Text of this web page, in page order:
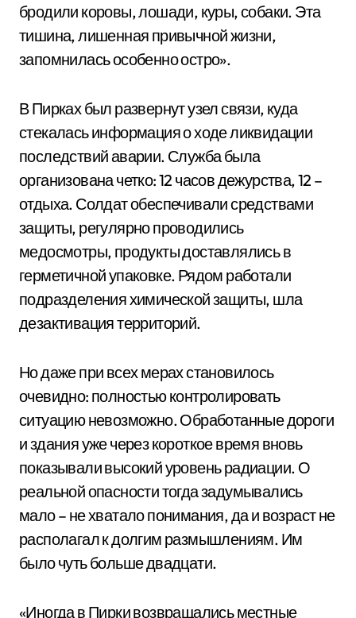
бродили коровы, лошади, куры, собаки. Эта
тишина, лишенная привычной жизни,
запомнилась особенно остро».
В Пирках был развернут узел связи, куда
стекалась информация о ходе ликвидации
последствий аварии. Служба была
организована четко: 12 часов дежурства, 12 –
отдыха. Солдат обеспечивали средствами
защиты, регулярно проводились
медосмотры, продукты доставлялись в
герметичной упаковке. Рядом работали
подразделения химической защиты, шла
дезактивация территорий.
Но даже при всех мерах становилось
очевидно: полностью контролировать
ситуацию невозможно. Обработанные дороги
и здания уже через короткое время вновь
показывали высокий уровень радиации. О
реальной опасности тогда задумывались
мало – не хватало понимания, да и возраст не
располагал к долгим размышлениям. Им
было чуть больше двадцати.
«Иногда в Пирки возвращались местные